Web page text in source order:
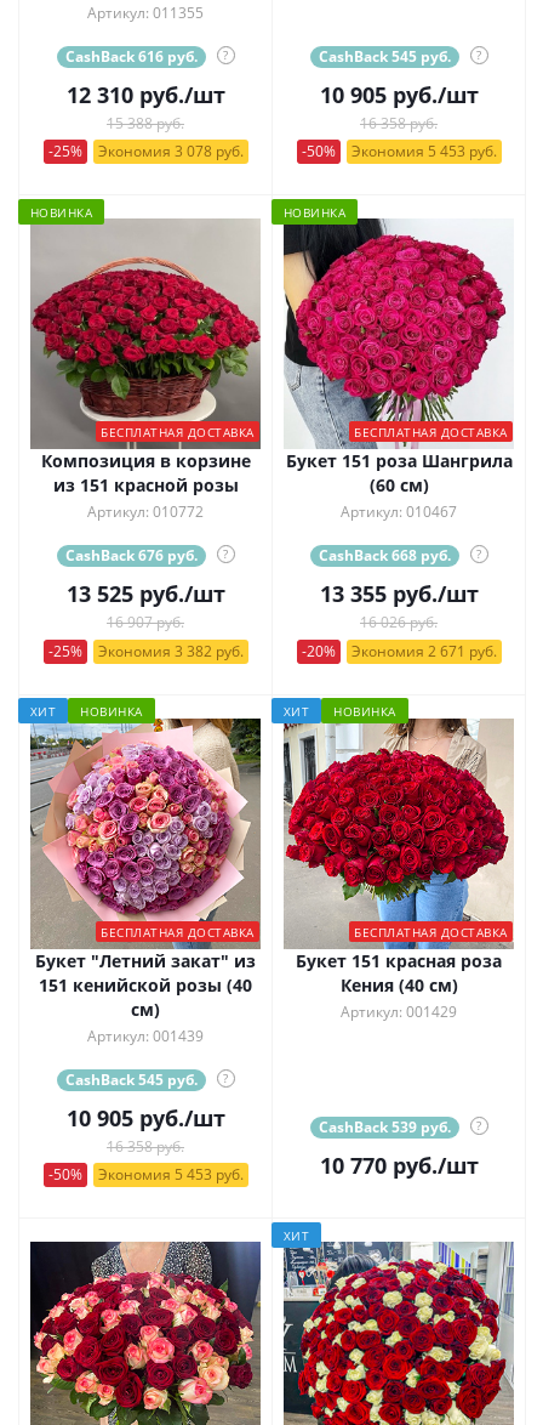
Артикул: 011355
CashBack 616 руб. ?
12 310руб./шт
15 388 руб.
-25%
Экономия 3 078 руб.
CashBack 545 руб. ?
10 905руб./шт
16 358 руб.
-50%
Экономия 5 453 руб.
НОВИНКА
БЕСПЛАТНАЯ ДОСТАВКА
Композиция в корзине
из 151 красной розы
Артикул: 010772
CashBack 676 руб. ?
13 525руб./шт
16 907 руб.
-25%
Экономия 3 382 руб.
НОВИНКА
БЕСПЛАТНАЯ ДОСТАВКА
Букет 151 роза Шангрила
(60 см)
Артикул: 010467
CashBack 668 руб. ?
13 355руб./шт
16 026 руб.
-20%
Экономия 2 671 руб.
ХИТ НОВИНКА
БЕСПЛАТНАЯ ДОСТАВКА
Букет "Летний закат" из
151 кенийской розы (40
см)
Артикул: 001439
CashBack 545 руб. ?
10 905руб./шт
16 358 руб.
-50%
Экономия 5 453 руб.
ХИТ НОВИНКА
БЕСПЛАТНАЯ ДОСТАВКА
Букет 151 красная роза
Кения (40 см)
Артикул: 001429
CashBack 539 руб. ?
10 770руб./шт
ХИТ